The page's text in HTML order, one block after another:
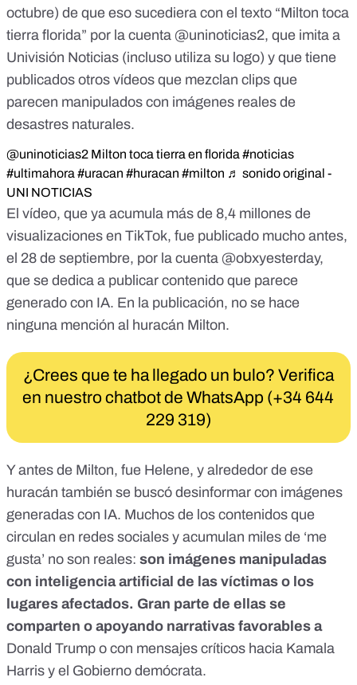
octubre) de que eso sucediera con el texto “Milton toca
tierra florida” por la cuenta @uninoticias2, que imita a
Univisión Noticias (incluso utiliza su logo) y que tiene
publicados otros vídeos que mezclan clips que
parecen manipulados con imágenes reales de
desastres naturales.
@uninoticias2 Milton toca tierra en florida #noticias
#ultimahora #uracan #huracan #milton ♬ sonido original -
UNI NOTICIAS
El vídeo, que ya acumula más de 8,4 millones de
visualizaciones en TikTok, fue publicado mucho antes,
el 28 de septiembre, por la cuenta @obxyesterday,
que se dedica a publicar contenido que parece
generado con IA. En la publicación, no se hace
ninguna mención al huracán Milton.
¿Crees que te ha llegado un bulo? Verifica
en nuestro chatbot de WhatsApp (+34 644
229 319)
Y antes de Milton, fue Helene, y alrededor de ese
huracán también se buscó desinformar con imágenes
generadas con IA. Muchos de los contenidos que
circulan en redes sociales y acumulan miles de ‘me
gusta’ no son reales: son imágenes manipuladas
con inteligencia artificial de las víctimas o los
lugares afectados. Gran parte de ellas se
comparten o apoyando narrativas favorables a
Donald Trump o con mensajes críticos hacia Kamala
Harris y el Gobierno demócrata.